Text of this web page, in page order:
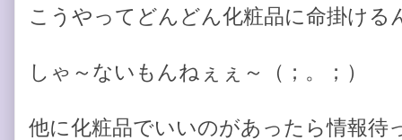
こうやってどんどん化粧品に命掛け
しゃ～ないもんねぇぇ～（；。；）
他に化粧品でいいのがあったら情報待